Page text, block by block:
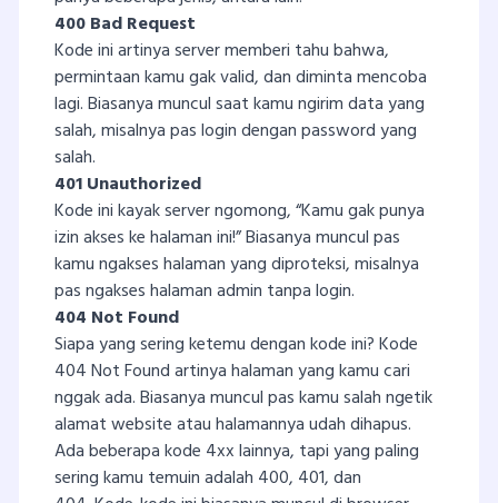
400 Bad Request
Kode ini artinya server memberi tahu bahwa,
permintaan kamu gak valid, dan diminta mencoba
lagi. Biasanya muncul saat kamu ngirim data yang
salah, misalnya pas login dengan password yang
salah.
401 Unauthorized
Kode ini kayak server ngomong, “Kamu gak punya
izin akses ke halaman ini!” Biasanya muncul pas
kamu ngakses halaman yang diproteksi, misalnya
pas ngakses halaman admin tanpa login.
404 Not Found
Siapa yang sering ketemu dengan kode ini? Kode
404 Not Found artinya halaman yang kamu cari
nggak ada. Biasanya muncul pas kamu salah ngetik
alamat website atau halamannya udah dihapus.
Ada beberapa kode 4xx lainnya, tapi yang paling
sering kamu temuin adalah 400, 401, dan